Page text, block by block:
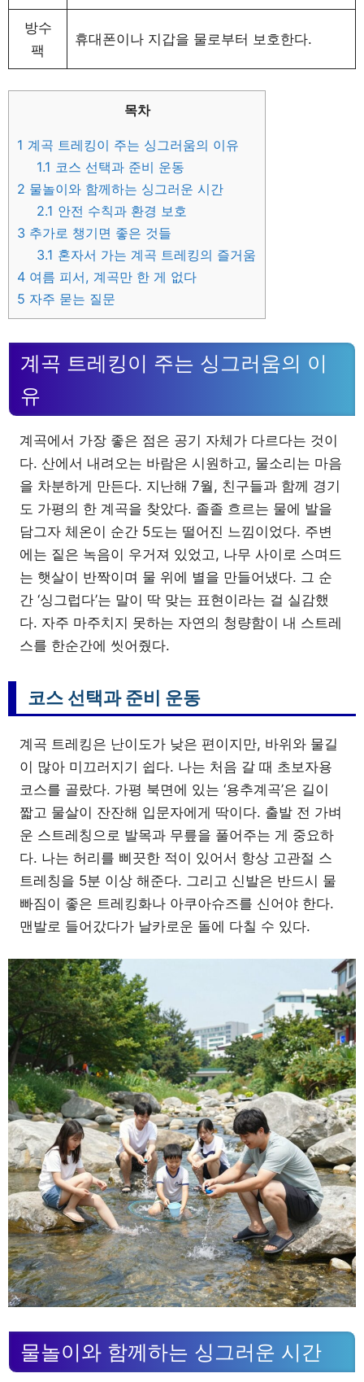
방수
팩
휴대폰이나 지갑을 물로부터 보호한다.
목차
1 계곡 트레킹이 주는 싱그러움의 이유
1.1 코스 선택과 준비 운동
2 물놀이와 함께하는 싱그러운 시간
2.1 안전 수칙과 환경 보호
3 추가로 챙기면 좋은 것들
3.1 혼자서 가는 계곡 트레킹의 즐거움
4 여름 피서, 계곡만 한 게 없다
5 자주 묻는 질문
계곡 트레킹이 주는 싱그러움의 이
유
계곡에서 가장 좋은 점은 공기 자체가 다르다는 것이
다. 산에서 내려오는 바람은 시원하고, 물소리는 마음
을 차분하게 만든다. 지난해 7월, 친구들과 함께 경기
도 가평의 한 계곡을 찾았다. 졸졸 흐르는 물에 발을
담그자 체온이 순간 5도는 떨어진 느낌이었다. 주변
에는 짙은 녹음이 우거져 있었고, 나무 사이로 스며드
는 햇살이 반짝이며 물 위에 별을 만들어냈다. 그 순
간 ‘싱그럽다’는 말이 딱 맞는 표현이라는 걸 실감했
다. 자주 마주치지 못하는 자연의 청량함이 내 스트레
스를 한순간에 씻어줬다.
코스 선택과 준비 운동
계곡 트레킹은 난이도가 낮은 편이지만, 바위와 물길
이 많아 미끄러지기 쉽다. 나는 처음 갈 때 초보자용
코스를 골랐다. 가평 북면에 있는 ‘용추계곡’은 길이
짧고 물살이 잔잔해 입문자에게 딱이다. 출발 전 가벼
운 스트레칭으로 발목과 무릎을 풀어주는 게 중요하
다. 나는 허리를 삐끗한 적이 있어서 항상 고관절 스
트레칭을 5분 이상 해준다. 그리고 신발은 반드시 물
빠짐이 좋은 트레킹화나 아쿠아슈즈를 신어야 한다.
맨발로 들어갔다가 날카로운 돌에 다칠 수 있다.
물놀이와 함께하는 싱그러운 시간